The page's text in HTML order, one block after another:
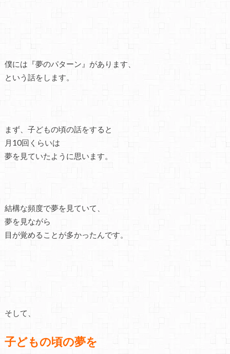
僕には『夢のパターン』があります、
という話をします。
まず、子どもの頃の話をすると
月10回くらいは
夢を見ていたように思います。
結構な頻度で夢を見ていて、
夢を見ながら
目が覚めることが多かったんです。
そして、
子どもの頃の夢を